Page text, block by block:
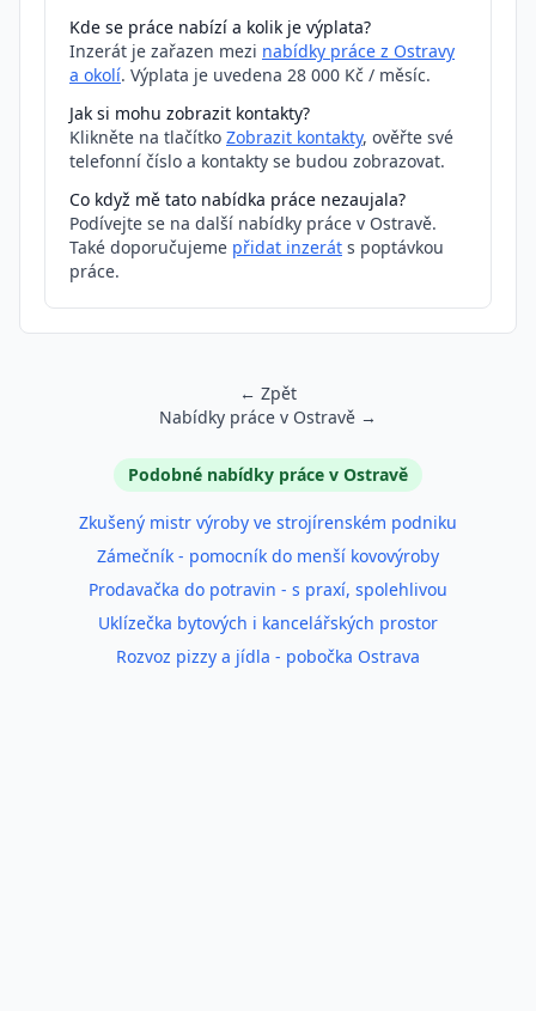
Kde se práce nabízí a kolik je výplata?
Inzerát je zařazen mezi nabídky práce z Ostravy
a okolí. Výplata je uvedena 28 000 Kč / měsíc.
Jak si mohu zobrazit kontakty?
Klikněte na tlačítko Zobrazit kontakty, ověřte své
telefonní číslo a kontakty se budou zobrazovat.
Co když mě tato nabídka práce nezaujala?
Podívejte se na další nabídky práce v Ostravě.
Také doporučujeme přidat inzerát s poptávkou
práce.
← Zpět
Nabídky práce v Ostravě →
Podobné inzerátyPodobné nabídky práce v Ostravě
Zkušený mistr výroby ve strojírenském podniku
Zámečník - pomocník do menší kovovýroby
Prodavačka do potravin - s praxí, spolehlivou
Uklízečka bytových i kancelářských prostor
Rozvoz pizzy a jídla - pobočka Ostrava